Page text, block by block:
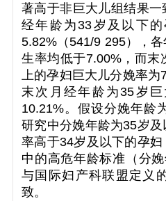
著高于非巨大儿组结果一
经年龄为33岁及以下
5.82%（541/9 295），
生率均低于7.00%，而末
上的孕妇巨大儿分娩率为
末次月经年龄为35岁
10.21%。假设分娩年龄
研究中分娩年龄为35岁
率高于34岁及以下的孕
中的高危年龄标准（分
与国际妇产科联盟定义
致。